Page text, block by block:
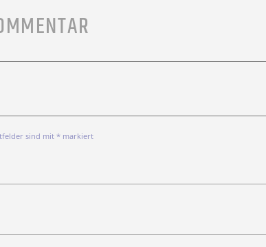
sind mit * markiert